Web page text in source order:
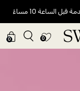
الساعة 10 مساءً
0
0